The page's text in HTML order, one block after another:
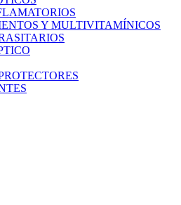
Y MULTIVITAMÍNICOS